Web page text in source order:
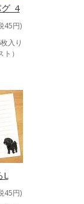
_4
45円)
入り
）
L
45円)